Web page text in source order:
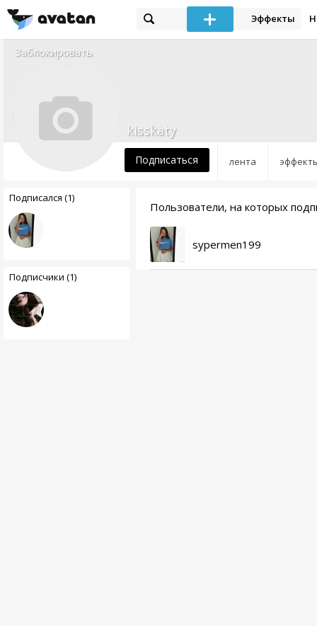
Эффекты
Заблокировать
лента
kisskaty
Подписаться
Подписался (1)
Подписчики (1)
Пользователи, на которых
sypermen199